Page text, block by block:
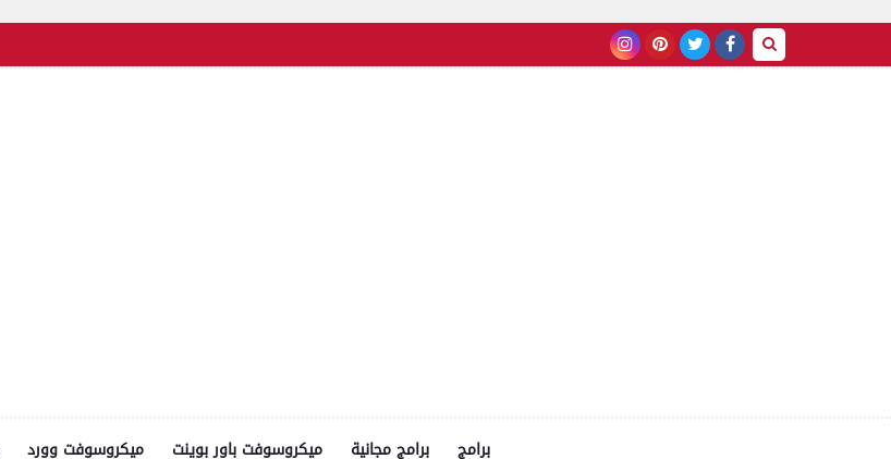
ميكروسوفت وورد ميكروسوفت باور بوينت برامج مجانية برامج